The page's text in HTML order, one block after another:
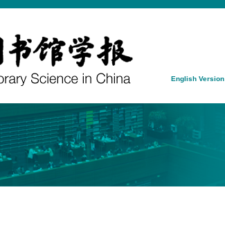
English Version